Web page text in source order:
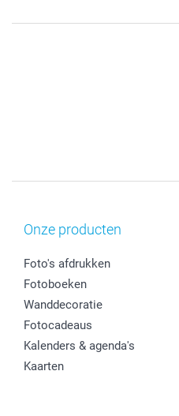
Onze producten
Foto's afdrukken
Fotoboeken
Wanddecoratie
Fotocadeaus
Kalenders & agenda's
Kaarten